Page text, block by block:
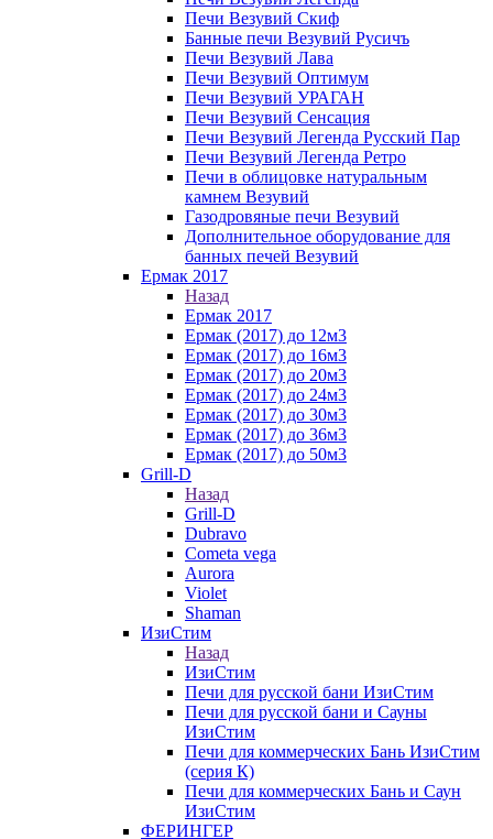
Печи Везувий Скиф
Банные печи Везувий Русичъ
Печи Везувий Лава
Печи Везувий Оптимум
Печи Везувий УРАГАН
Печи Везувий Сенсация
Печи Везувий Легенда Русский Пар
Печи Везувий Легенда Ретро
Печи в облицовке натуральным
камнем Везувий
Газодровяные печи Везувий
Дополнительное оборудование для
банных печей Везувий
Ермак 2017
Назад
Ермак 2017
Ермак (2017) до 12м3
Ермак (2017) до 16м3
Ермак (2017) до 20м3
Ермак (2017) до 24м3
Ермак (2017) до 30м3
Ермак (2017) до 36м3
Ермак (2017) до 50м3
Grill-D
Назад
Grill-D
Dubravo
Cometa vega
Aurora
Violet
Shaman
ИзиСтим
Назад
ИзиСтим
Печи для русской бани ИзиСтим
Печи для русской бани и Сауны
ИзиСтим
Печи для коммерческих Бань ИзиСтим
(серия К)
Печи для коммерческих Бань и Саун
ИзиСтим
ФЕРИНГЕР